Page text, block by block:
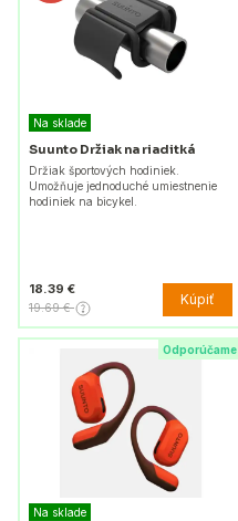
Na sklade
Suunto Držiak na riaditká
Držiak športových hodiniek.
Umožňuje jednoduché umiestnenie
hodiniek na bicykel.
18.39 €
19.69 € Kúpiť
Odporúčame
Na sklade